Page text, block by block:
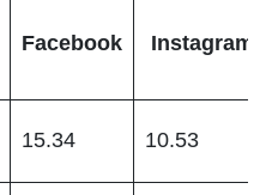
Facebook Instagram
15.34 10.53